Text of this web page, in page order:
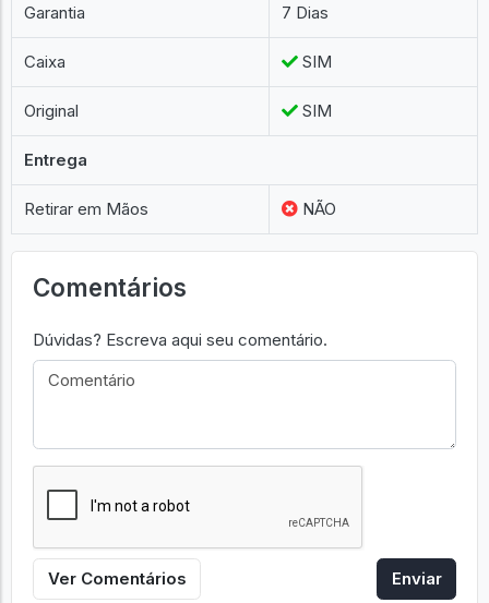
Garantia 7 Dias
Caixa SIM
Original SIM
Entrega
Retirar em Mãos NÃO
Comentários
Dúvidas? Escreva aqui seu comentário.
Ver Comentários Enviar